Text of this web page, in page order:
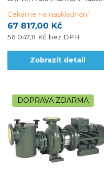
67 817,00 Kč
56 047,11 Kč bez DPH
Čekáme na naskladnění
Zobrazit detail
DOPRAVA ZDARMA